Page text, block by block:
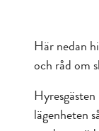
Här nedan
och råd om
lägenheten